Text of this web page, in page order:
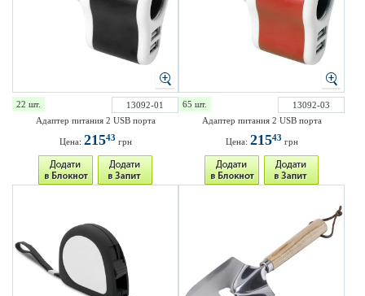
22 шт.
13092-01
Адаптер питания 2 USB порта
Цена: 21543 грн
65 шт.
13092-03
Адаптер питания 2 USB порта
Цена: 21543 грн